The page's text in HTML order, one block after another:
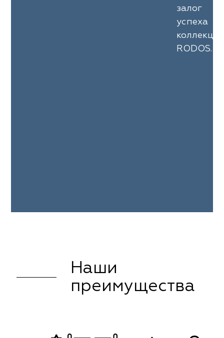
залог
успеха
RODOS.
Наши
преимущества